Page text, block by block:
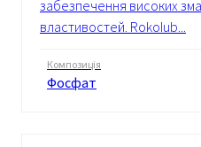
забезпечення високих
властивостей. Rokolub...
Композиція
Фосфат